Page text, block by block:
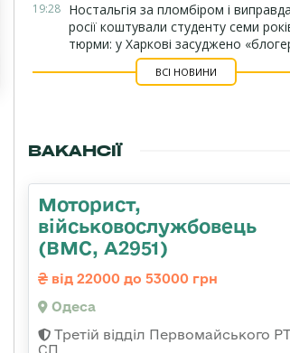
19:28 Ностальгія за пломбіром і
росії коштували студенту семи
тюрми: у Харкові засуджено
ВСІ НОВИНИ
ВАКАНСІЇ
Моторист,
військовослужбовець
(ВМС, А2951)
від 22000 до 53000 грн
Одеса
Третій відділ Первомайського
СП